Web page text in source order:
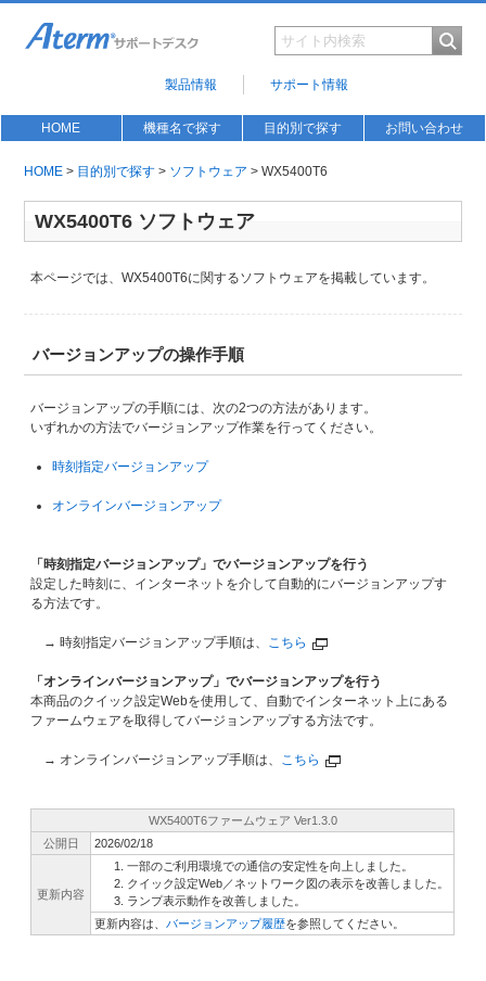
製品情報 サポート情報
HOME 機種名で探す 目的別で探す お問い合わせ
HOME > 目的別で探す > ソフトウェア > WX5400T6
WX5400T6 ソフトウェア
本ページでは、WX5400T6に関するソフトウェアを掲載しています。
バージョンアップの操作手順
バージョンアップの手順には、次の2つの方法があります。
いずれかの方法でバージョンアップ作業を行ってください。
時刻指定バージョンアップ
オンラインバージョンアップ
「時刻指定バージョンアップ」でバージョンアップを行う
設定した時刻に、インターネットを介して自動的にバージョンアップす
る方法です。
→ 時刻指定バージョンアップ手順は、 こちら
「オンラインバージョンアップ」でバージョンアップを行う
本商品のクイック設定Webを使用して、自動でインターネット上にある
ファームウェアを取得してバージョンアップする方法です。
→ オンラインバージョンアップ手順は、 こちら
WX5400T6ファームウェア Ver1.3.0
公開日
2026/02/18
更新内容
一部のご利用環境での通信の安定性を向上しました。
クイック設定Web／ネットワーク図の表示を改善しました。
ランプ表示動作を改善しました。
更新内容は、バージョンアップ履歴を参照してください。